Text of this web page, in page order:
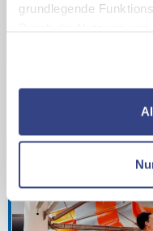
grundlegende
zusätzliche Dienste
nutzen und uns sowie
ermöglichen, dabei
Datenschutzseite
Mit Klick auf "Alles
Verwendung der
Webseiten zu.